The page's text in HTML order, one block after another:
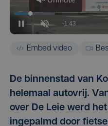
Embed video
De binnenstad van
helemaal autovrij.
over De Leie werd
ingepalmd door